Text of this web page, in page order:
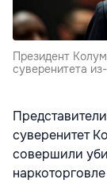
Президент
суверенитета
суверенитет
совершили